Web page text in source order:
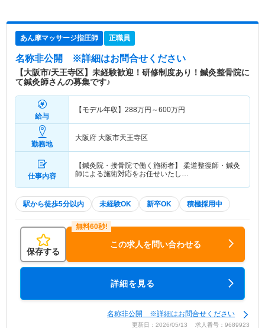
あん摩マッサージ指圧師 正職員
名称非公開 ※詳細はお問合せください
【大阪市/天王寺区】未経験歓迎！研修制度あり！鍼灸整骨院に
て鍼灸師さんの募集です♪
給与
【モデル年収】 288万円～600万円
勤務地
大阪府 大阪市天王寺区
仕事内容
【鍼灸院・接骨院で働く施術者】 柔道整復師・鍼灸
師による施術対応をお任せいたし…
駅から徒歩5分以内 未経験OK 新卒OK 積極採用中
保存する
この求人を問い合わせる
詳細を見る
名称非公開 ※詳細はお問合せください
更新日：2026/05/13 求人番号：9689923